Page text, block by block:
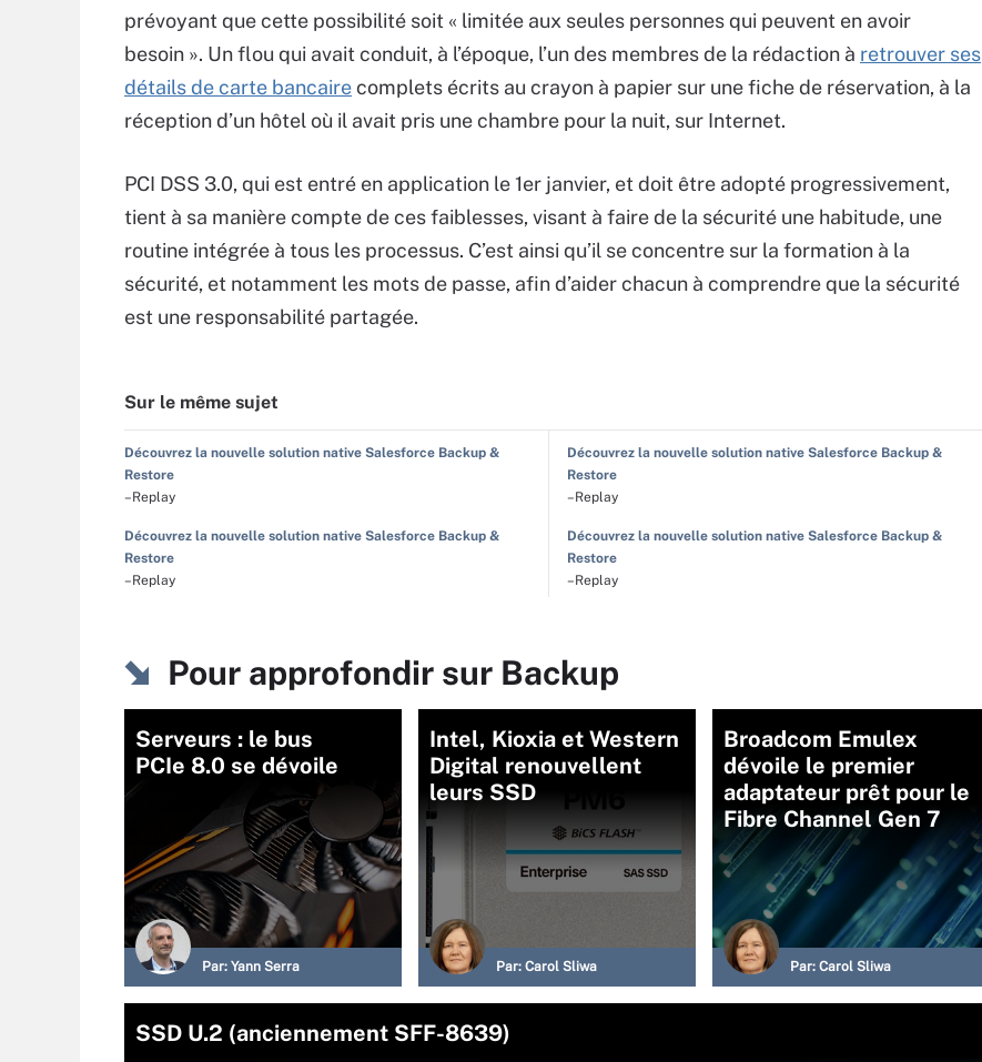
prévoyant que cette possibilité soit « limitée aux seules personnes qui peuvent en avoir
besoin ». Un flou qui avait conduit, à l’époque, l’un des membres de la rédaction à retrouver ses
détails de carte bancairecomplets écrits au crayon à papier sur une fiche de réservation, à la
réception d’un hôtel où il avait pris une chambre pour la nuit, sur Internet.
PCI DSS 3.0, qui est entré en application le 1er janvier, et doit être adopté progressivement,
tient à sa manière compte de ces faiblesses, visant à faire de la sécurité une habitude, une
routine intégrée à tous les processus. C’est ainsi qu’il se concentre sur la formation à la
sécurité, et notamment les mots de passe, afin d’aider chacun à comprendre que la sécurité
est une responsabilité partagée.
Sur le même sujet
Découvrez la nouvelle solution native Salesforce Backup &
Restore
–Replay
Découvrez la nouvelle solution native Salesforce Backup &
Restore
–Replay
Découvrez la nouvelle solution native Salesforce Backup &
Restore
–Replay
Découvrez la nouvelle solution native Salesforce Backup &
Restore
–Replay
Pour approfondir sur Backup
Serveurs : le bus
PCIe 8.0 se dévoile
Par: Yann Serra
Intel, Kioxia et Western
Digital renouvellent
leurs SSD
Par: Carol Sliwa
Broadcom Emulex
dévoile le premier
adaptateur prêt pour le
Fibre Channel Gen 7
Par: Carol Sliwa
SSD U.2 (anciennement SFF-8639)